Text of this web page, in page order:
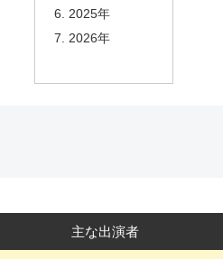
2025年
2026年
主な出演者